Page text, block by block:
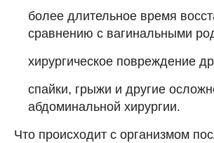
более длительное время
сравнению с вагинальными
хирургическое повреждение
спайки, грыжи и другие
абдоминальной хирургии.
Что происходит с организмом